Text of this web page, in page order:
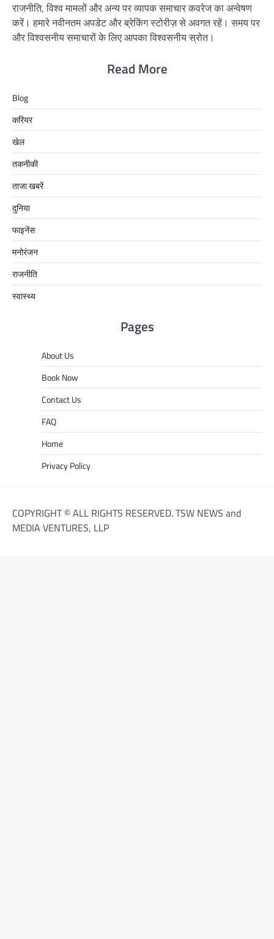
राजनीति, विश्व मामलों और अन्य पर व्यापक समाचार कवरेज का अन्वेषण
करें। हमारे नवीनतम अपडेट और ब्रेकिंग स्टोरीज़ से अवगत रहें। समय पर
और विश्वसनीय समाचारों के लिए आपका विश्वसनीय स्रोत।
Read More
Blog
करियर
खेल
तकनीकी
ताजा खबरें
दुनिया
फाइनेंस
मनोरंजन
राजनीति
स्वास्थ्य
Pages
About Us
Book Now
Contact Us
FAQ
Home
Privacy Policy
COPYRIGHT © ALL RIGHTS RESERVED. TSW NEWS and
MEDIA VENTURES, LLP